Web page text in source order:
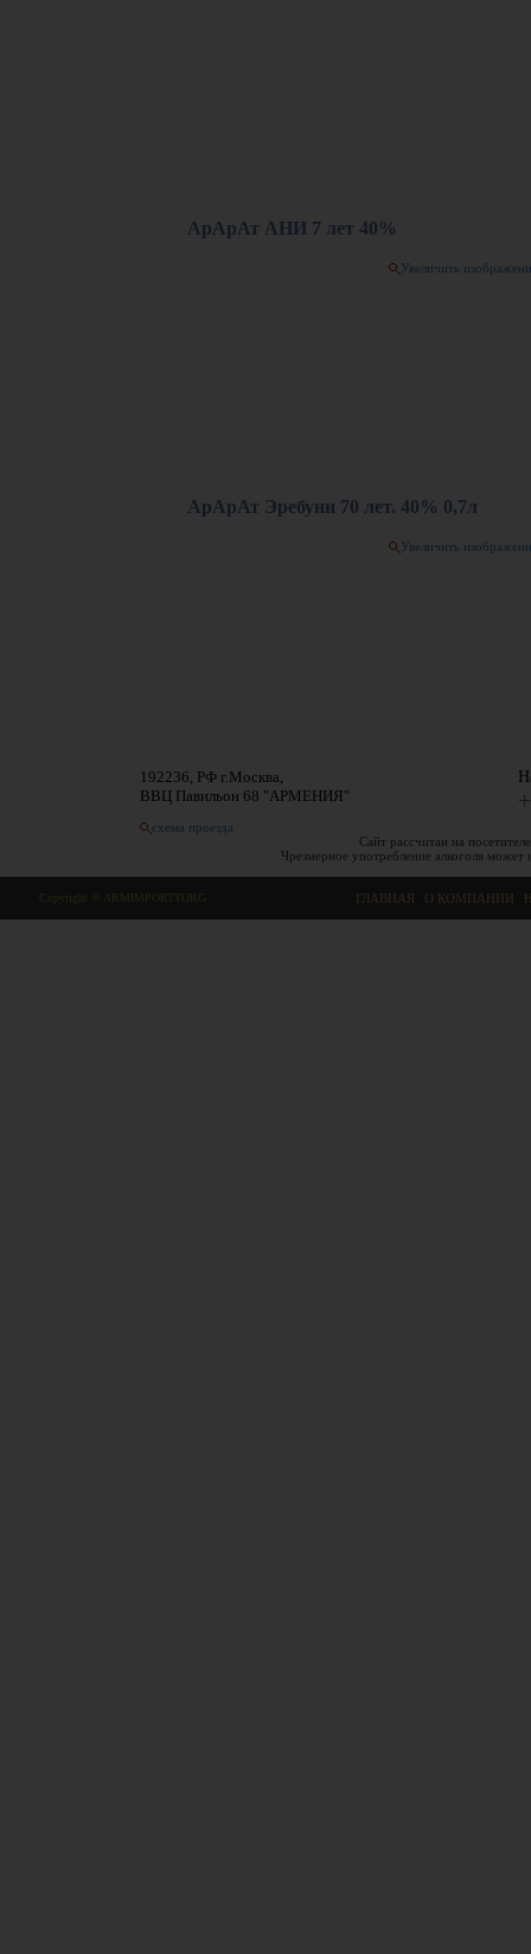
АрАрАт АНИ 7 лет 40%
Увеличить
АрАрАт Эребуни 70 лет. 40% 0,7л
Увеличить
192236, РФ г.Москва,
ВВЦ Павильон 68 "АРМЕНИЯ"
схема проезда
Сайт рассчитан на
Чрезмерное употребление алкоголя
Copyright © ARMIMPORTTORG ГЛАВНАЯ О КОМПАНИИ